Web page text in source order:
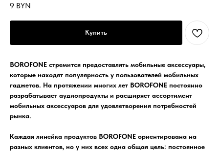
9 BYN
Купить
BOROFONE стремится предоставлять мобильные аксессуары,
которые находят популярность у пользователей мобильных
гаджетов. На протяжении многих лет BOROFONE постоянно
разрабатывает аудиопродукты и расширяет ассортимент
мобильных аксессуаров для удовлетворения потребностей
рынка.
Каждая линейка продуктов BOROFONE ориентирована на
разных клиентов, но у них всех одна общая цель: постоянное